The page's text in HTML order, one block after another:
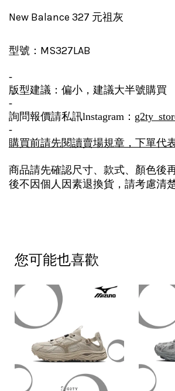
New Balance 327 元祖灰
型號： MS327LAB
-
版型建議：偏小，建議大半號購買
-
詢問報價請私訊lnstagram：
-
購買前請先閱讀賣場規章，下單代
商品請先確認尺寸、款式、顏色後
後不因個人因素退換貨，請考慮清
您可能也喜歡